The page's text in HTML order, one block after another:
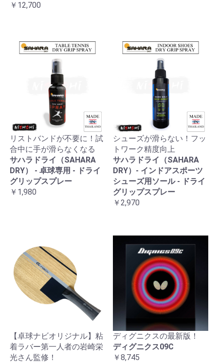
￥12,700
リストバンドが不要に！試
合中に手が滑らなくなる
サハラドライ（SAHARA
DRY） - 卓球専用 - ドライ
グリップスプレー
￥1,980
シューズが滑らない！フッ
トワーク精度向上
サハラドライ（SAHARA
DRY）- インドアスポーツ
シューズ用ソール - ドライ
グリップスプレー
￥2,970
【卓球ナビオリジナル】粘
着ラバー第一人者の岩崎栄
光さん監修！
ディグニクスの最新版！
ディグニクス09C
￥8,745